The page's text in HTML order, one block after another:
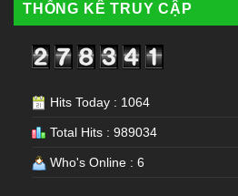
THỐNG KÊ TRUY CẬP
Hits Today : 1064
Total Hits : 989034
Who's Online : 6